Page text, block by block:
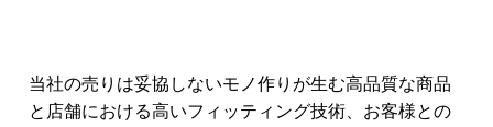
当社の売りは妥協しないモノ作りが生む高品質な商品
と店舗における高いフィッティング技術、お客様との